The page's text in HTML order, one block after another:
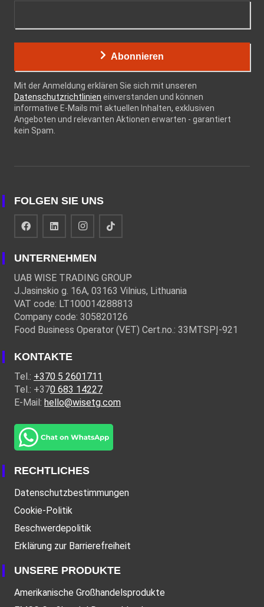
Abonnieren
Mit der Anmeldung erklären Sie sich mit unseren
Datenschutzrichtlinien einverstanden und können
informative E-Mails mit aktuellen Inhalten, exklusiven
Angeboten und relevanten Aktionen erwarten - garantiert
kein Spam.
FOLGEN SIE UNS
UNTERNEHMEN
UAB WISE TRADING GROUP
J.Jasinskio g. 16A, 03163 Vilnius, Lithuania
VAT code: LT100014288813
Company code: 305820126
Food Business Operator (VET) Cert.no.: 33MTSPĮ-921
KONTAKTE
Tel.: +370 5 2601711
Tel.: +370 683 14227
E-Mail: hello@wisetg.com
RECHTLICHES
Datenschutzbestimmungen
Cookie-Politik
Beschwerdepolitik
Erklärung zur Barrierefreiheit
UNSERE PRODUKTE
Amerikanische Großhandelsprodukte